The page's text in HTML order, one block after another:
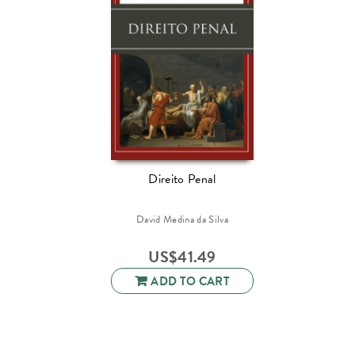
Direito Penal
David Medina da Silva
US$41.49
ADD TO CART